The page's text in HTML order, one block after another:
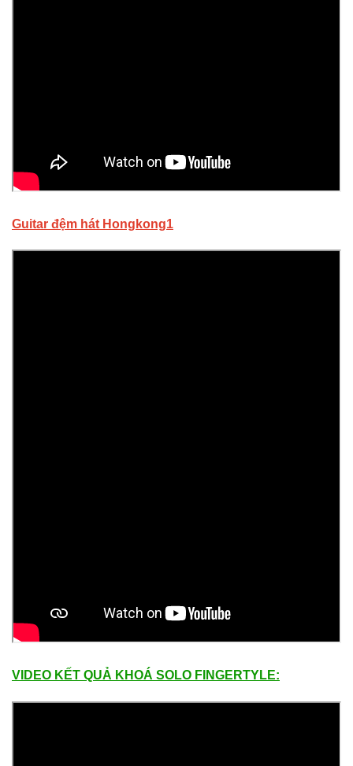
Guitar đệm hát Hongkong1
VIDEO KẾT QUẢ KHOÁ SOLO FINGERTYLE: